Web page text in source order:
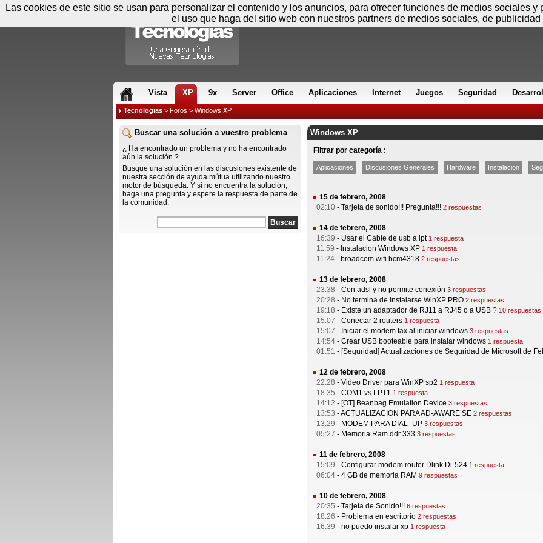
Vista XP 9x Server Office Aplicaciones Internet Juegos Seguridad
Tecnologias > Foros > Windows XP
Buscar una solución a vuestro problema
¿ Ha encontrado un problema y no ha encontrado
aún la solución ?
Busque una solución en las discusiones existente de
nuestra sección de ayuda mútua utilizando nuestro
motor de búsqueda. Y si no encuentra la solución,
haga una pregunta y espere la respuesta de parte de
la comunidad.
Windows XP
Filtrar por categoría :
Aplicaciones Discusiones Generales Hardware Instalacion
15 de febrero, 2008
02:10 - Tarjeta de sonido!!! Pregunta!!! 2 respuestas
14 de febrero, 2008
16:39 - Usar el Cable de usb a lpt 1 respuesta
11:59 - Instalacion Windows XP 1 respuesta
11:24 - broadcom wifi bcm4318 2 respuestas
13 de febrero, 2008
23:38 - Con adsl y no permite conexión 3 respuestas
20:28 - No termina de instalarse WinXP PRO 2 respuestas
19:18 - Existe un adaptador de RJ11 a RJ45 o a USB ? 10 respuestas
15:07 - Conectar 2 routers 1 respuesta
15:07 - Iniciar el modem fax al iniciar windows 3 respuestas
14:54 - Crear USB booteable para instalar windows 1 respuesta
01:51 - [Seguridad] Actualizaciones de Seguridad de Microsoft de
12 de febrero, 2008
22:28 - Video Driver para WinXP sp2 1 respuesta
18:35 - COM1 vs LPT1 1 respuesta
14:12 - [OT] Beanbag Emulation Device 3 respuestas
13:53 -ACTUALIZACION PARA AD-AWARE SE 2 respuestas
13:29 - MODEM PARA DIAL- UP 3 respuestas
05:27 - Memoria Ram ddr 333 3 respuestas
11 de febrero, 2008
15:09 - Configurar modem router Dlink Di-524 1 respuesta
06:04 - 4 GB de memoria RAM 9 respuestas
10 de febrero, 2008
20:35 - Tarjeta de Sonido!!! 6 respuestas
18:26 - Problema en escritorio 2 respuestas
16:39 - no puedo instalar xp 1 respuesta
Las cookies de este sitio se usan para personalizar el contenido y los anuncios, para ofrecer funciones de medios sociales
el uso que haga del sitio web con nuestros partners de medios sociales, de